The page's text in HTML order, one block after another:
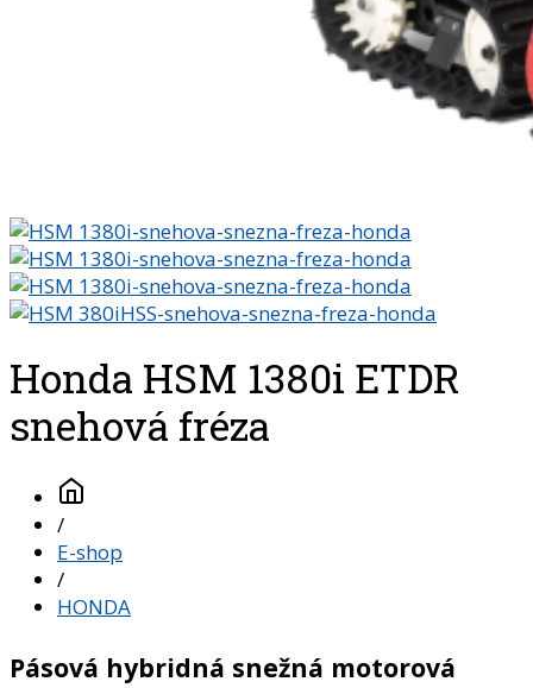
Honda HSM 1380i ETDR
snehová fréza
/
E-shop
/
HONDA
Pásová hybridná snežná motorová